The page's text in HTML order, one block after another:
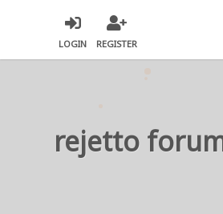
LOGIN REGISTER
rejetto